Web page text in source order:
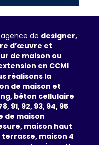
de designer,
d’œuvre et
de maison ou
en CCMI
réalisons la
de maison et
béton cellulaire
91, 92, 93, 94, 95.
de maison
maison haut
maison 4